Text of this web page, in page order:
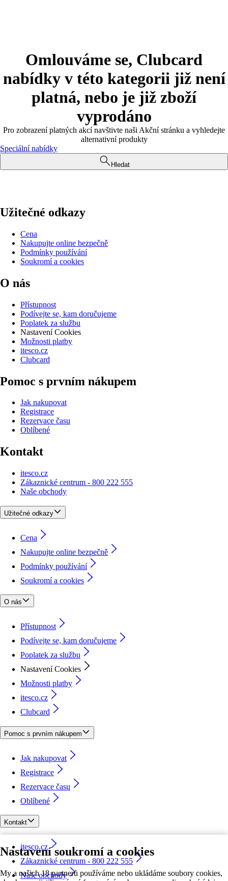
Nastavení soukromí a cookies
My a našich 18 partnerů používáme nebo ukládáme soubory cookies,
Omlouváme se, Clubcard
nabídky v této kategorii již není
platná, nebo je již zboží
vyprodáno
Pro zobrazení platných akcí navštivte naši Akční stránku a vyhledejte
alternativní produkty
Speciální nabídky
Hledat
Užitečné odkazy
Cena
Nakupujte online bezpečně
Podmínky používání
Soukromí a cookies
O nás
Přístupnost
Podívejte se, kam doručujeme
Poplatek za službu
Nastavení Cookies
Možnosti platby
itesco.cz
Clubcard
Pomoc s prvním nákupem
Jak nakupovat
Registrace
Rezervace času
Oblíbené
Kontakt
itesco.cz
Zákaznické centrum - 800 222 555
Naše obchody
Užitečné odkazy
Cena
Nakupujte online bezpečně
Podmínky používání
Soukromí a cookies
O nás
Přístupnost
Podívejte se, kam doručujeme
Poplatek za službu
Nastavení Cookies
Možnosti platby
itesco.cz
Clubcard
Pomoc s prvním nákupem
Jak nakupovat
Registrace
Rezervace času
Oblíbené
Kontakt
itesco.cz
Zákaznické centrum - 800 222 555
Naše obchody